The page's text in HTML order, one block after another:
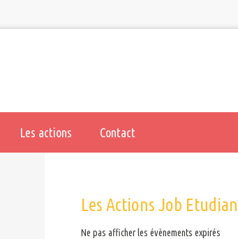
Les actions Contact
Les Actions Job
Ne pas afficher les évènements expirés